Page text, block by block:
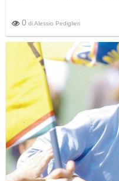
0 diAlessio Pediglieri